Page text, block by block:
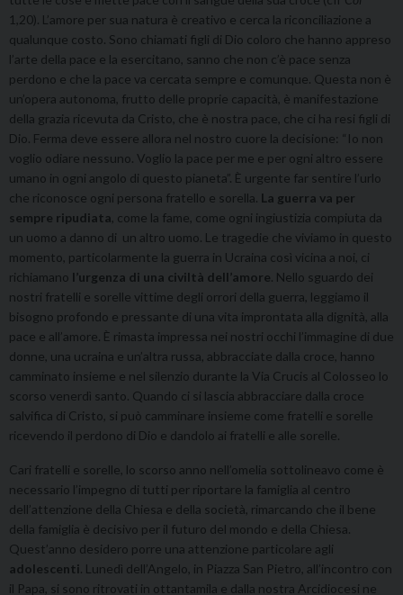
1,20). L’amore per sua natura è creativo e cerca la riconciliazione a
qualunque costo. Sono chiamati figli di Dio coloro che hanno appreso
l’arte della pace e la esercitano, sanno che non c’è pace senza
perdono e che la pace va cercata sempre e comunque. Questa non è
un’opera autonoma, frutto delle proprie capacità, è manifestazione
della grazia ricevuta da Cristo, che è nostra pace, che ci ha resi figli di
Dio. Ferma deve essere allora nel nostro cuore la decisione: “Io non
voglio odiare nessuno. Voglio la pace per me e per ogni altro essere
umano in ogni angolo di questo pianeta”. È urgente far sentire l’urlo
che riconosce ogni persona fratello e sorella. La guerra va per
sempre ripudiata , come la fame, come ogni ingiustizia compiuta da
un uomo a danno di un altro uomo. Le tragedie che viviamo in questo
momento, particolarmente la guerra in Ucraina così vicina a noi, ci
richiamano l’urgenza di una civiltà dell’amore . Nello sguardo dei
nostri fratelli e sorelle vittime degli orrori della guerra, leggiamo il
bisogno profondo e pressante di una vita improntata alla dignità, alla
pace e all’amore. È rimasta impressa nei nostri occhi l’immagine di due
donne, una ucraina e un’altra russa, abbracciate dalla croce, hanno
camminato insieme e nel silenzio durante la Via Crucis al Colosseo lo
scorso venerdì santo. Quando ci si lascia abbracciare dalla croce
salvifica di Cristo, si può camminare insieme come fratelli e sorelle
ricevendo il perdono di Dio e dandolo ai fratelli e alle sorelle.
Cari fratelli e sorelle, lo scorso anno nell’omelia sottolineavo come è
necessario l’impegno di tutti per riportare la famiglia al centro
dell’attenzione della Chiesa e della società, rimarcando che il bene
della famiglia è decisivo per il futuro del mondo e della Chiesa.
Quest’anno desidero porre una attenzione particolare agli
adolescenti . Lunedì dell’Angelo, in Piazza San Pietro, all’incontro con
il Papa, si sono ritrovati in ottantamila e dalla nostra Arcidiocesi ne